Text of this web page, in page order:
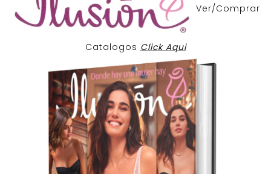
Ver/Comprar
Catalogos Click Aqui